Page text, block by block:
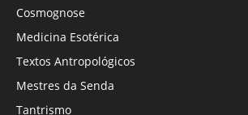
Cosmognose
Medicina Esotérica
Textos Antropológicos
Mestres da Senda
Tantrismo